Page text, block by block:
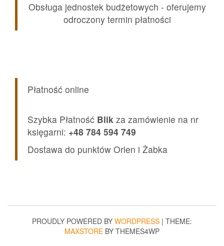
Obsługa jednostek budżetowych - oferujemy
odroczony termin płatności
Płatność online
Szybka Płatność Blik za zamówienie na nr
księgarni: +48 784 594 749
Dostawa do punktów Orlen i Żabka
PROUDLY POWERED BY WORDPRESS | THEME:
MAXSTORE BY THEMES4WP